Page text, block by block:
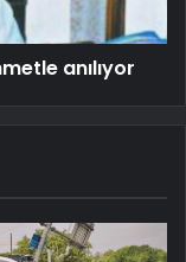
anılıyor